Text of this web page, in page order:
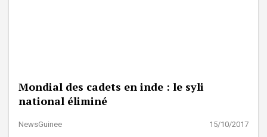
Mondial des cadets en inde : le syli
national éliminé
NewsGuinee 15/10/2017